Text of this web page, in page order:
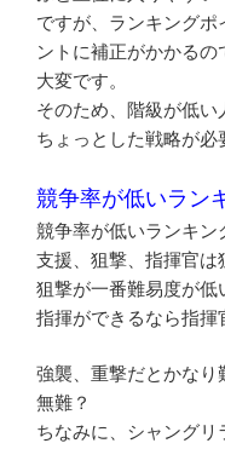
ですが、ランキングポ
ントに補正がかかる
大変です。
そのため、階級が低い
ちょっとした戦略が必
競争率が低いラン
競争率が低いランキン
支援、狙撃、指揮官は
狙撃が一番難易度が低
指揮ができるなら指揮
強襲、重撃だとかな
無難？
ちなみに、シャング